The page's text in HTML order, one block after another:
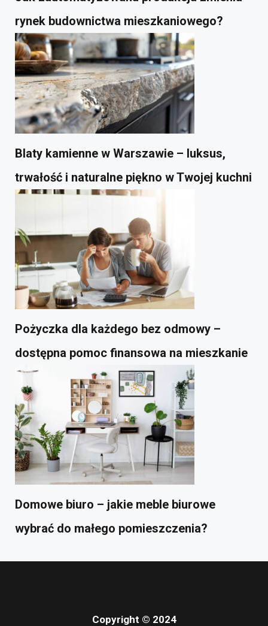
rynek budownictwa mieszkaniowego?
Blaty kamienne w Warszawie – luksus,
trwałość i naturalne piękno w Twojej kuchni
Pożyczka dla każdego bez odmowy –
dostępna pomoc finansowa na mieszkanie
Domowe biuro – jakie meble biurowe
wybrać do małego pomieszczenia?
Copyright © 2024